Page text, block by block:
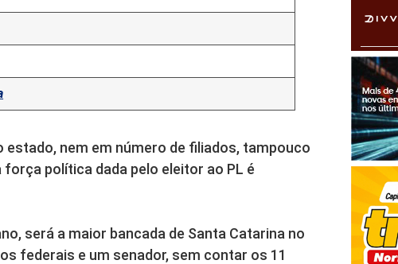
estado, nem em número de filiados, tampouco
política dada pelo eleitor ao PL é
será a maior bancada de Santa Catarina no
federais e um senador, sem contar os 11